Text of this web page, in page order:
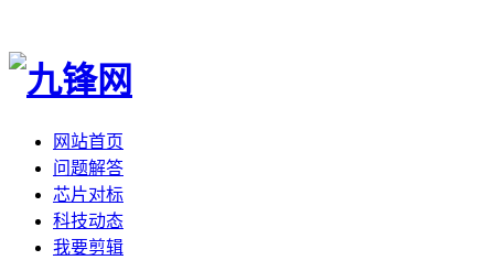
网站首页
问题解答
芯片对标
科技动态
我要剪辑